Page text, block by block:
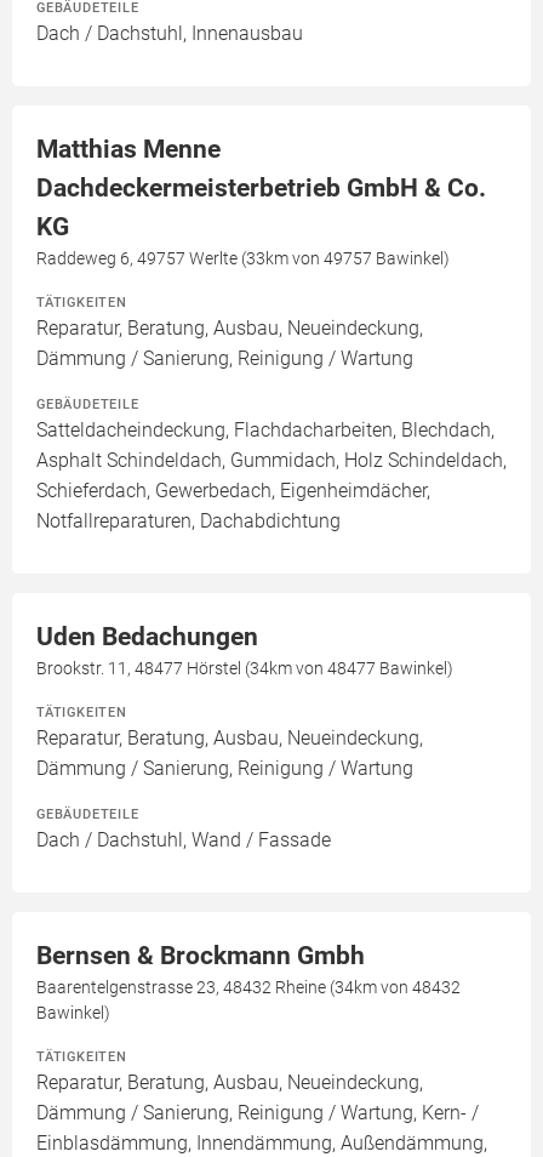
GEBÄUDETEILE
Dach / Dachstuhl, Innenausbau
Matthias Menne
Dachdeckermeisterbetrieb GmbH & Co.
KG
Raddeweg 6, 49757 Werlte (33km von 49757 Bawinkel)
TÄTIGKEITEN
Reparatur, Beratung, Ausbau, Neueindeckung,
Dämmung / Sanierung, Reinigung / Wartung
GEBÄUDETEILE
Satteldacheindeckung, Flachdacharbeiten, Blechdach,
Asphalt Schindeldach, Gummidach, Holz Schindeldach,
Schieferdach, Gewerbedach, Eigenheimdächer,
Notfallreparaturen, Dachabdichtung
Uden Bedachungen
Brookstr. 11, 48477 Hörstel (34km von 48477 Bawinkel)
TÄTIGKEITEN
Reparatur, Beratung, Ausbau, Neueindeckung,
Dämmung / Sanierung, Reinigung / Wartung
GEBÄUDETEILE
Dach / Dachstuhl, Wand / Fassade
Bernsen & Brockmann Gmbh
Baarentelgenstrasse 23, 48432 Rheine (34km von 48432
Bawinkel)
TÄTIGKEITEN
Reparatur, Beratung, Ausbau, Neueindeckung,
Dämmung / Sanierung, Reinigung / Wartung, Kern- /
Einblasdämmung, Innendämmung, Außendämmung,